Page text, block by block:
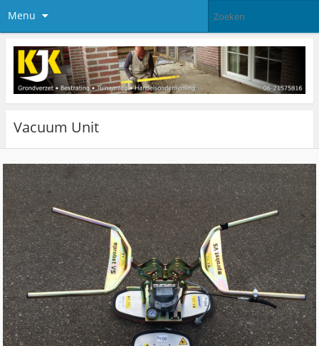
Menu
Vacuum Unit